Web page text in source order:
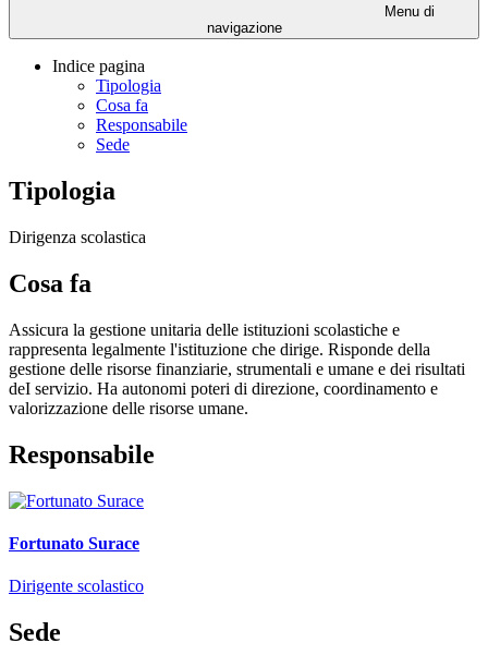
Menu di
navigazione
Indice pagina
Tipologia
Cosa fa
Responsabile
Sede
Tipologia
Dirigenza scolastica
Cosa fa
Assicura la gestione unitaria delle istituzioni scolastiche e
rappresenta legalmente l'istituzione che dirige. Risponde della
gestione delle risorse finanziarie, strumentali e umane e dei risultati
deI servizio. Ha autonomi poteri di direzione, coordinamento e
valorizzazione delle risorse umane.
Responsabile
Fortunato Surace
Dirigente scolastico
Sede